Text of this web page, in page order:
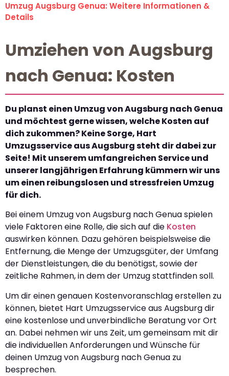
Umzug Augsburg Genua: Weitere Informationen &
Details
Umziehen von Augsburg
nach Genua: Kosten
Du planst einen Umzug von Augsburg nach Genua
und möchtest gerne wissen, welche Kosten auf
dich zukommen? Keine Sorge, Hart
Umzugsservice aus Augsburg steht dir dabei zur
Seite! Mit unserem umfangreichen Service und
unserer langjährigen Erfahrung kümmern wir uns
um einen reibungslosen und stressfreien Umzug
für dich.
Bei einem Umzug von Augsburg nach Genua spielen
viele Faktoren eine Rolle, die sich auf die Kosten
auswirken können. Dazu gehören beispielsweise die
Entfernung, die Menge der Umzugsgüter, der Umfang
der Dienstleistungen, die du benötigst, sowie der
zeitliche Rahmen, in dem der Umzug stattfinden soll.
Um dir einen genauen Kostenvoranschlag erstellen zu
können, bietet Hart Umzugsservice aus Augsburg dir
eine kostenlose und unverbindliche Beratung vor Ort
an. Dabei nehmen wir uns Zeit, um gemeinsam mit dir
die individuellen Anforderungen und Wünsche für
deinen Umzug von Augsburg nach Genua zu
besprechen.